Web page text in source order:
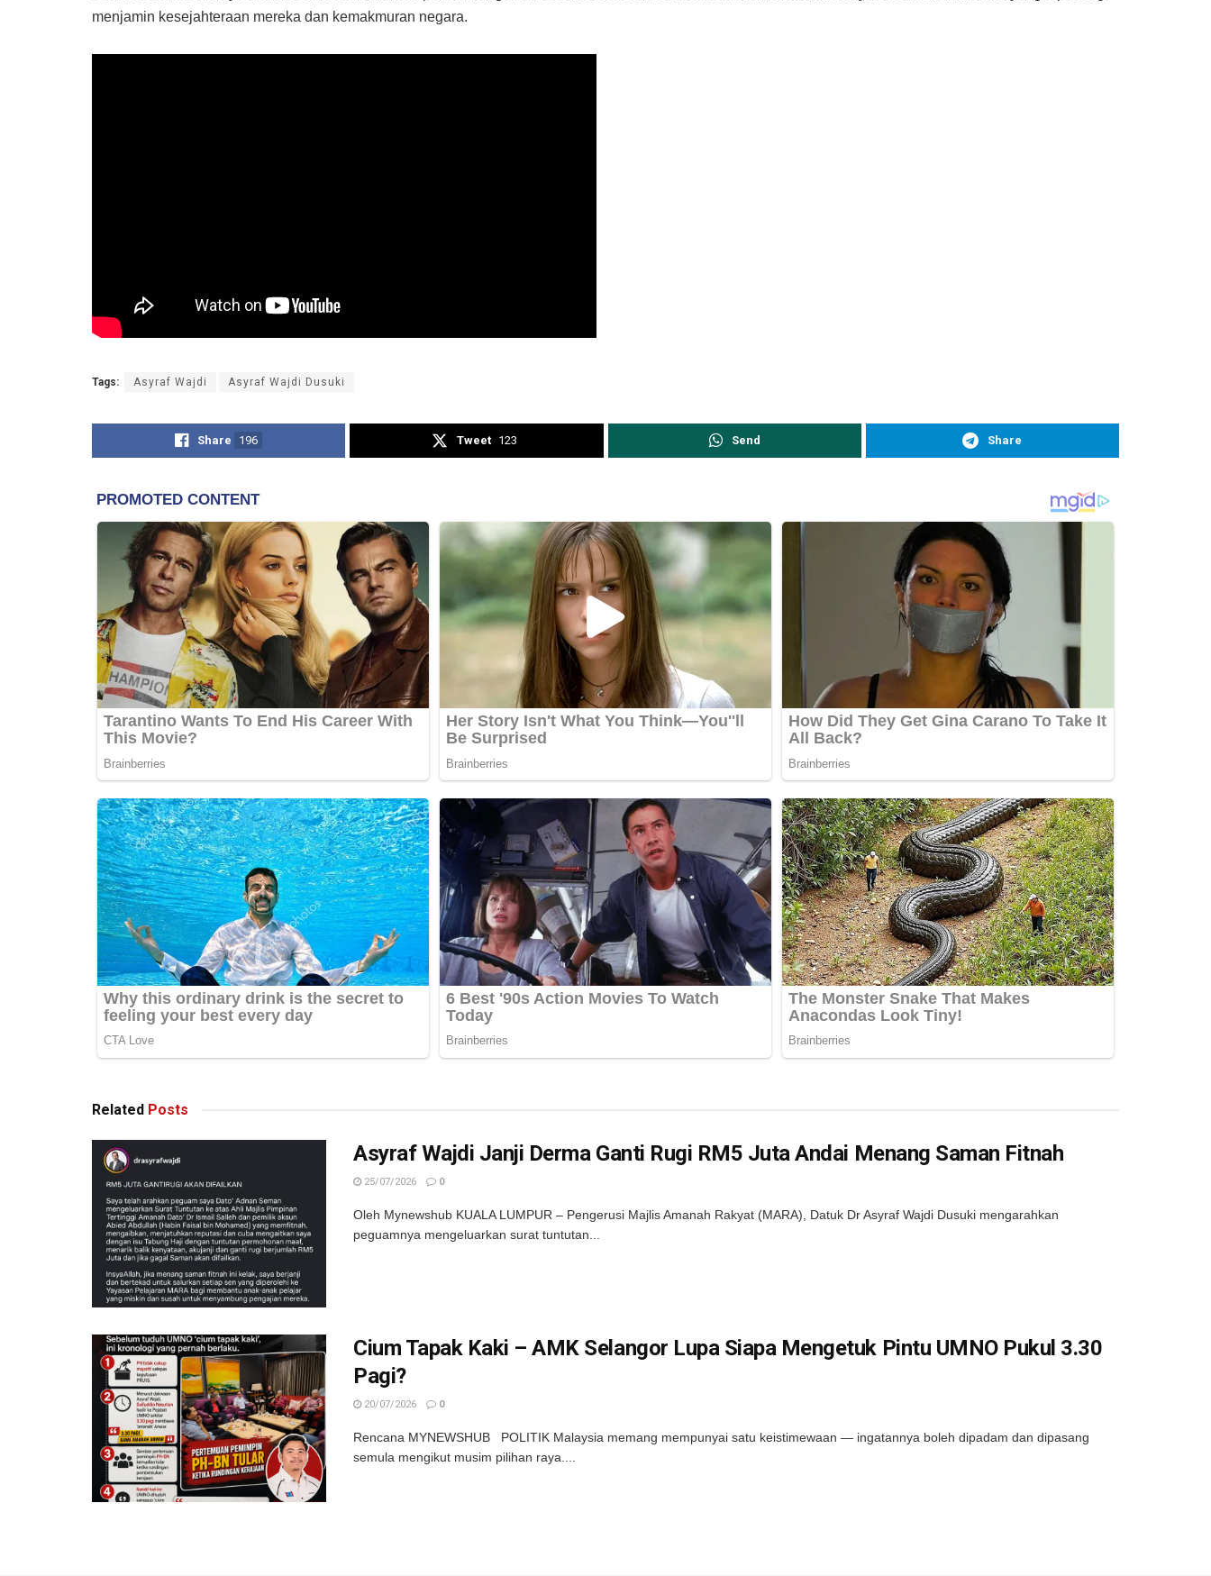
menjamin kesejahteraan mereka dan kemakmuran negara.
Tags: Asyraf Wajdi Asyraf Wajdi Dusuki
Share 196 Tweet 123 Send Share
Related Posts
Asyraf Wajdi Janji Derma Ganti Rugi RM5 Juta Andai Menang Saman Fitnah
25/07/2026 0
Oleh Mynewshub KUALA LUMPUR – Pengerusi Majlis Amanah Rakyat (MARA), Datuk Dr Asyraf Wajdi Dusuki mengarahkan
peguamnya mengeluarkan surat tuntutan...
Cium Tapak Kaki – AMK Selangor Lupa Siapa Mengetuk Pintu UMNO Pukul 3.30
Pagi?
20/07/2026 0
Rencana MYNEWSHUB POLITIK Malaysia memang mempunyai satu keistimewaan — ingatannya boleh dipadam dan dipasang
semula mengikut musim pilihan raya....